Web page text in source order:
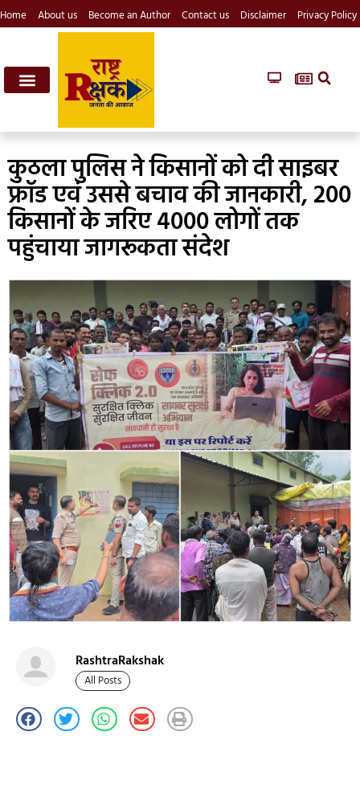
Home About us Become an Author Contact us Disclaimer Privacy Policy
कुठला पुलिस ने किसानों को दी साइबर
फ्रॉड एवं उससे बचाव की जानकारी, 200
किसानों के जरिए 4000 लोगों तक
पहुंचाया जागरूकता संदेश
RashtraRakshak
All Posts